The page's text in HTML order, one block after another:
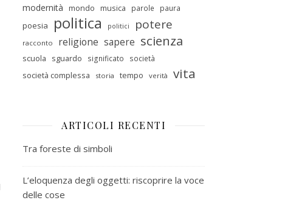
modernità mondo musica parole paura
poesia politica politici potere
racconto religione sapere scienza
scuola sguardo significato società
società complessa storia tempo verità vita
ARTICOLI RECENTI
Tra foreste di simboli
L’eloquenza degli oggetti: riscoprire la voce
delle cose